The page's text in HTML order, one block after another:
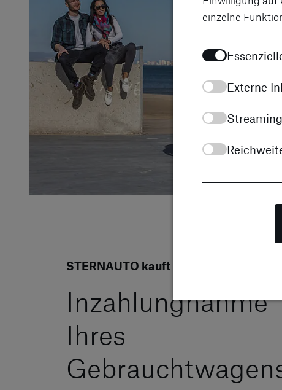
STERNAUTO kauft Ihr Auto
Inzahlungnahme
Ihres
einzelne
Externe